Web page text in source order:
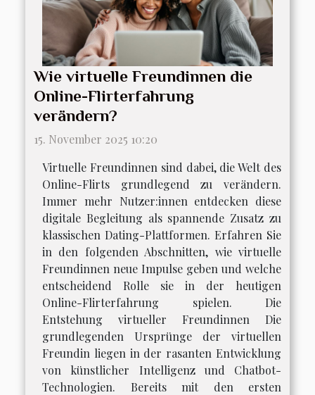
Wie virtuelle Freundinnen die
Online-Flirterfahrung
verändern?
15. November 2025 10:20
Virtuelle Freundinnen sind dabei, die Welt des
Online-Flirts grundlegend zu verändern.
Immer mehr Nutzer:innen entdecken diese
digitale Begleitung als spannende Zusatz zu
klassischen Dating-Plattformen. Erfahren Sie
in den folgenden Abschnitten, wie virtuelle
Freundinnen neue Impulse geben und welche
entscheidend Rolle sie in der heutigen
Online-Flirterfahrung spielen. Die
Entstehung virtueller Freundinnen Die
grundlegenden Ursprünge der virtuellen
Freundin liegen in der rasanten Entwicklung
von künstlicher Intelligenz und Chatbot-
Technologien. Bereits mit den ersten